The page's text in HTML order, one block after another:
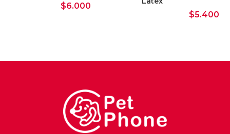
$6.000
$5.400